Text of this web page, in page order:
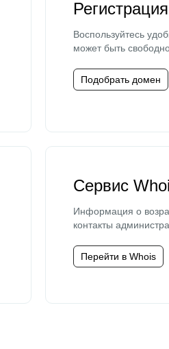
Воспользуйтесь
может быть
Подобрать домен
Сервис
Информация о
контакты
Перейти в Whois